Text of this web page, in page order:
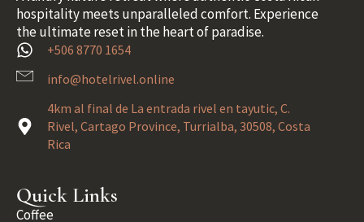
hospitality meets unparalleled comfort. Experience
the ultimate reset in the heart of paradise.
+506 8770 1654
info@hotelrivel.online
4km al final de La entrada rivel en tayutic, C.
Rivel, Cartago Province, Turrialba, 30508, Costa
Rica
Quick Links
Coffee